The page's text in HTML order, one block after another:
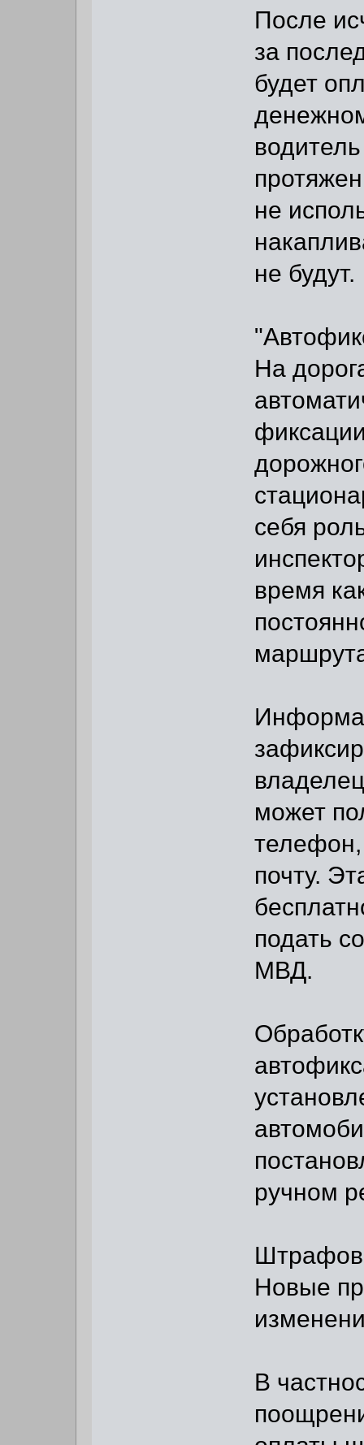
После
за
будет
не
не будут.
На
себя
время
может
почту.
подать
МВД.
ручном
Новые
В